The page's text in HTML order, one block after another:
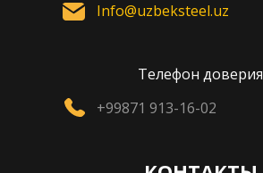
Info@uzbeksteel.uz
Телефон доверия
+99871 913-16-02